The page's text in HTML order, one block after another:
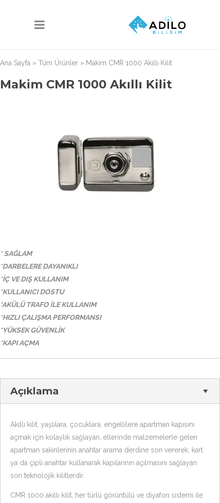
Ana Sayfa » Tüm Ürünler » Makim CMR 1000 Akıllı Kilit
Makim CMR 1000 Akıllı Kilit
*SAĞLAM
*DARBELERE DAYANIKLI
*İÇ VE DIŞ KULLANIM
*KULLANICI DOSTU
*AKÜLÜ TRAFO İLE KULLANIM
*HIZLI ÇALIŞMA PERFORMANSI
*YÜKSEK GÜVENLİK
*KAPI AÇMA
Açıklama
Akıllı kilit, yaşlılara, çocuklara, engellilere apartman kapısını
açmak için kolaylık sağlayan, ellerinde malzemelerle gelen
apartman sakinlerinin anahtar arama derdine son vererek, kart
ya da çipli anahtar kullanarak kapılarının açılmasını sağlayan
son teknolojik kilitlerdir.
CMR 1000 akıllı kilit, her türlü görüntülü ve diyafon sistemi ile